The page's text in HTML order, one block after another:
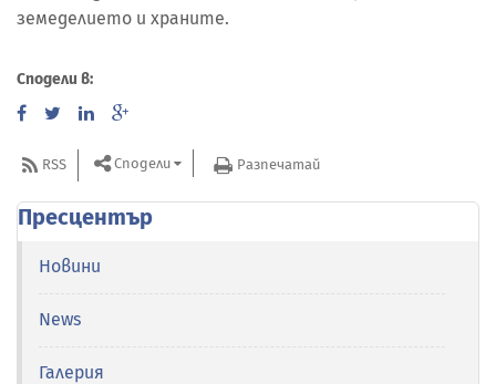
земеделието и храните.
Сподели в:
RSS Сподели Разпечатай
Пресцентър
Новини
News
Галерия